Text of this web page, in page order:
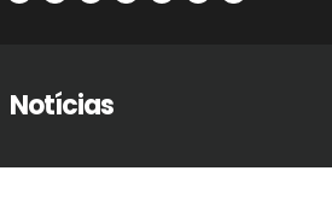
Notícias